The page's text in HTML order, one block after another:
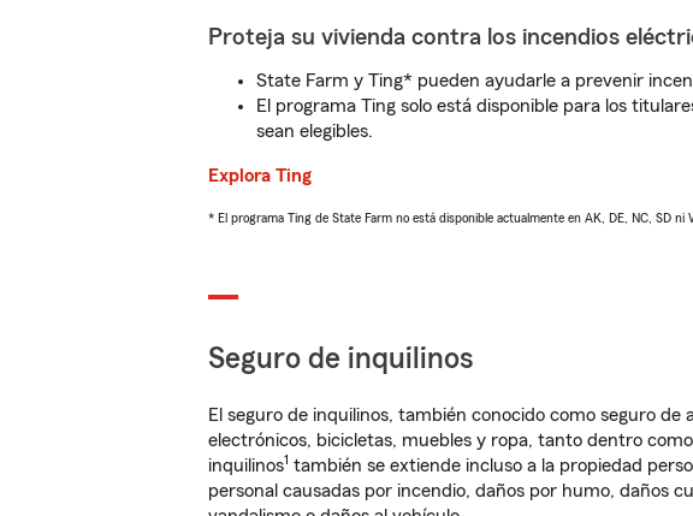
Proteja su vivienda contra los incendios
State Farm y Ting* pueden ayudarle a prevenir
El programa Ting solo está disponible para los
sean elegibles.
Explora Ting
* El programa Ting de State Farm no está disponible actualmente en AK, DE, NC, SD ni
Seguro de inquilinos
El seguro de inquilinos, también conocido como seguro
electrónicos, bicicletas, muebles y ropa, tanto dentro
inquilinos1 también se extiende incluso a la propiedad
personal causadas por incendio, daños por humo, daños